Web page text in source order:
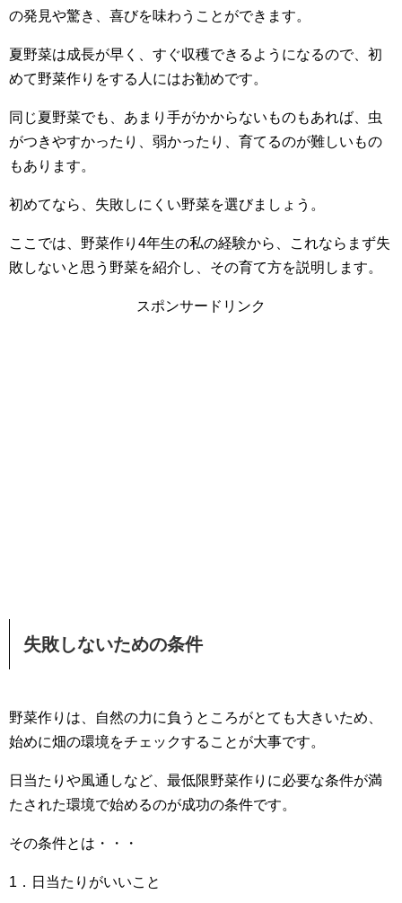
の発見や驚き、喜びを味わうことができます。
夏野菜は成長が早く、すぐ収穫できるようになるので、初
めて野菜作りをする人にはお勧めです。
同じ夏野菜でも、あまり手がかからないものもあれば、虫
がつきやすかったり、弱かったり、育てるのが難しいもの
もあります。
初めてなら、失敗しにくい野菜を選びましょう。
ここでは、野菜作り4年生の私の経験から、これならまず失
敗しないと思う野菜を紹介し、その育て方を説明します。
スポンサードリンク
失敗しないための条件
野菜作りは、自然の力に負うところがとても大きいため、
始めに畑の環境をチェックすることが大事です。
日当たりや風通しなど、最低限野菜作りに必要な条件が満
たされた環境で始めるのが成功の条件です。
その条件とは・・・
1．日当たりがいいこと